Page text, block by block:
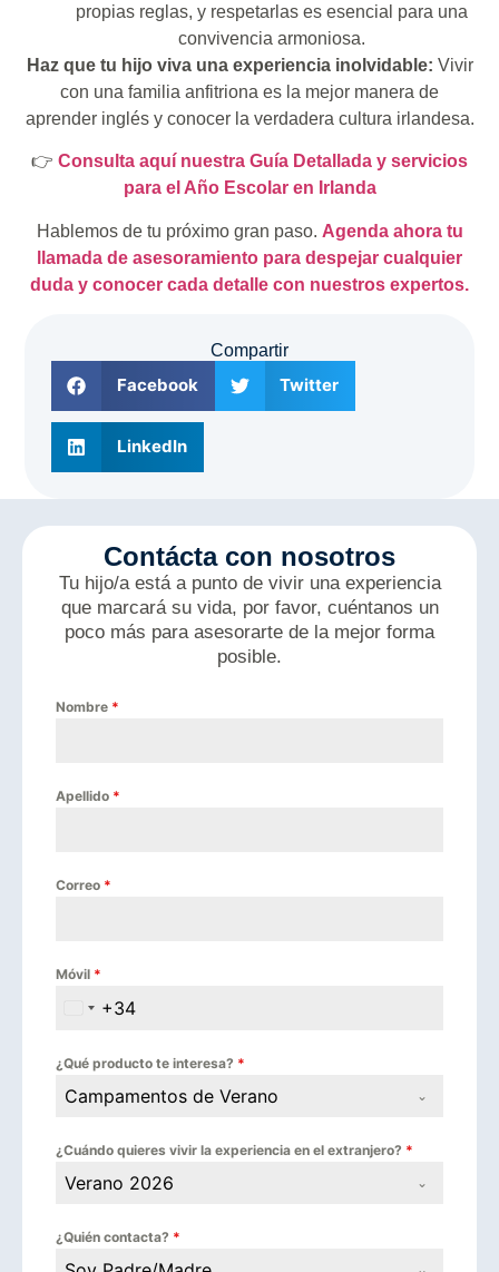
propias reglas, y respetarlas es esencial para una
convivencia armoniosa.
Haz que tu hijo viva una experiencia inolvidable: Vivir
con una familia anfitriona es la mejor manera de
aprender inglés y conocer la verdadera cultura irlandesa.
👉 Consulta aquí nuestra Guía Detallada y servicios
para el Año Escolar en Irlanda
Hablemos de tu próximo gran paso. Agenda ahora tu
llamada de asesoramiento para despejar cualquier
duda y conocer cada detalle con nuestros expertos.
Compartir
Facebook Twitter
LinkedIn
Contácta con nosotros
Tu hijo/a está a punto de vivir una experiencia
que marcará su vida, por favor, cuéntanos un
poco más para asesorarte de la mejor forma
posible.
Nombre *
Apellido *
Correo *
Móvil *
Spain +34
+34
¿Qué producto te interesa? *
Campamentos de Verano
¿Cuándo quieres vivir la experiencia en el extranjero? *
Verano 2026
¿Quién contacta? *